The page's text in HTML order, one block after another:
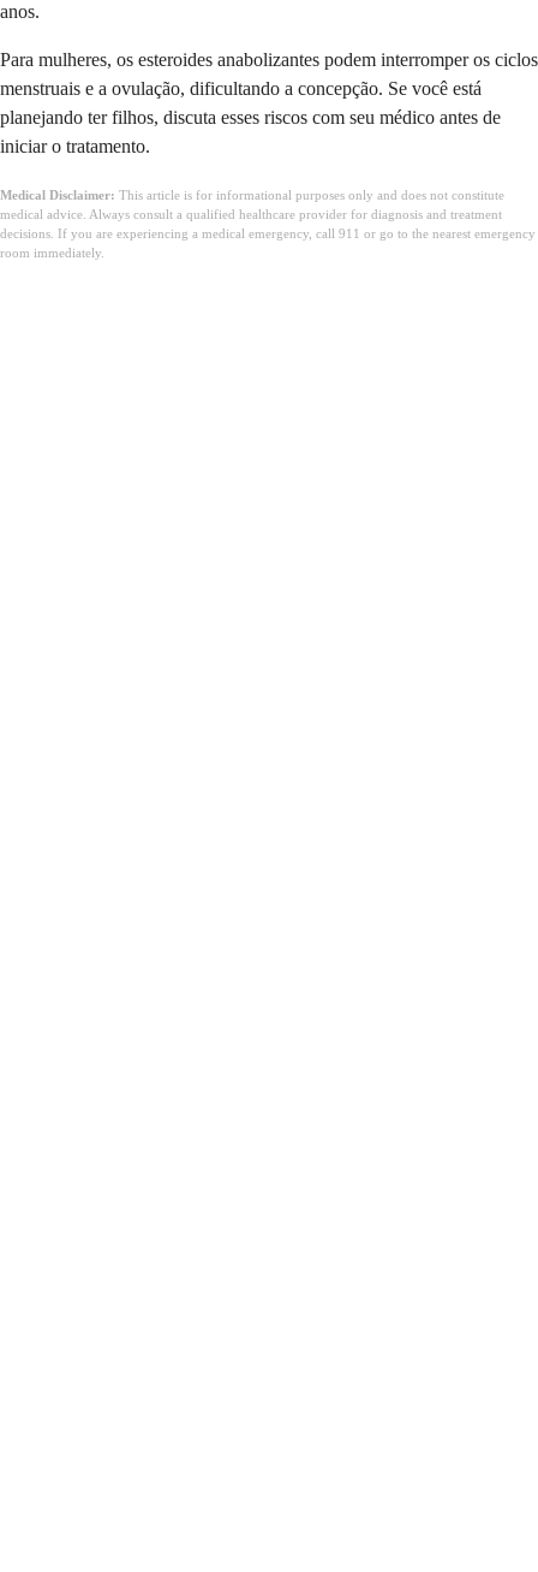
anos.
Para mulheres, os esteroides anabolizantes podem interromper os ciclos
menstruais e a ovulação, dificultando a concepção. Se você está
planejando ter filhos, discuta esses riscos com seu médico antes de
iniciar o tratamento.
Medical Disclaimer: This article is for informational purposes only and does not constitute
medical advice. Always consult a qualified healthcare provider for diagnosis and treatment
decisions. If you are experiencing a medical emergency, call 911 or go to the nearest emergency
room immediately.